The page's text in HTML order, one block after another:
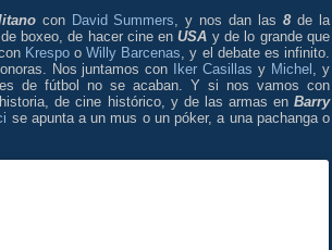
con David Summers, y nos dan las8de la
boxeo, de hacer cine enUSA y de lo grande que
KrespooWilly Barcenas, y el debate es infinito.
Nos juntamos con
Iker Casillas y Michel , y
de fútbol no se acaban. Y si nos vamos con
de cine histórico, y de las armas enBarry
se apunta a un mus o un póker, a una pachanga o